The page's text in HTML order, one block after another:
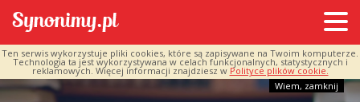
Ten serwis wykorzystuje pliki cookies, które są zapisywane na Twoim komputerze.
Technologia ta jest wykorzystywana w celach funkcjonalnych, statystycznych i
reklamowych. Więcej informacji znajdziesz w Polityce plików cookie.
Wiem, zamknij